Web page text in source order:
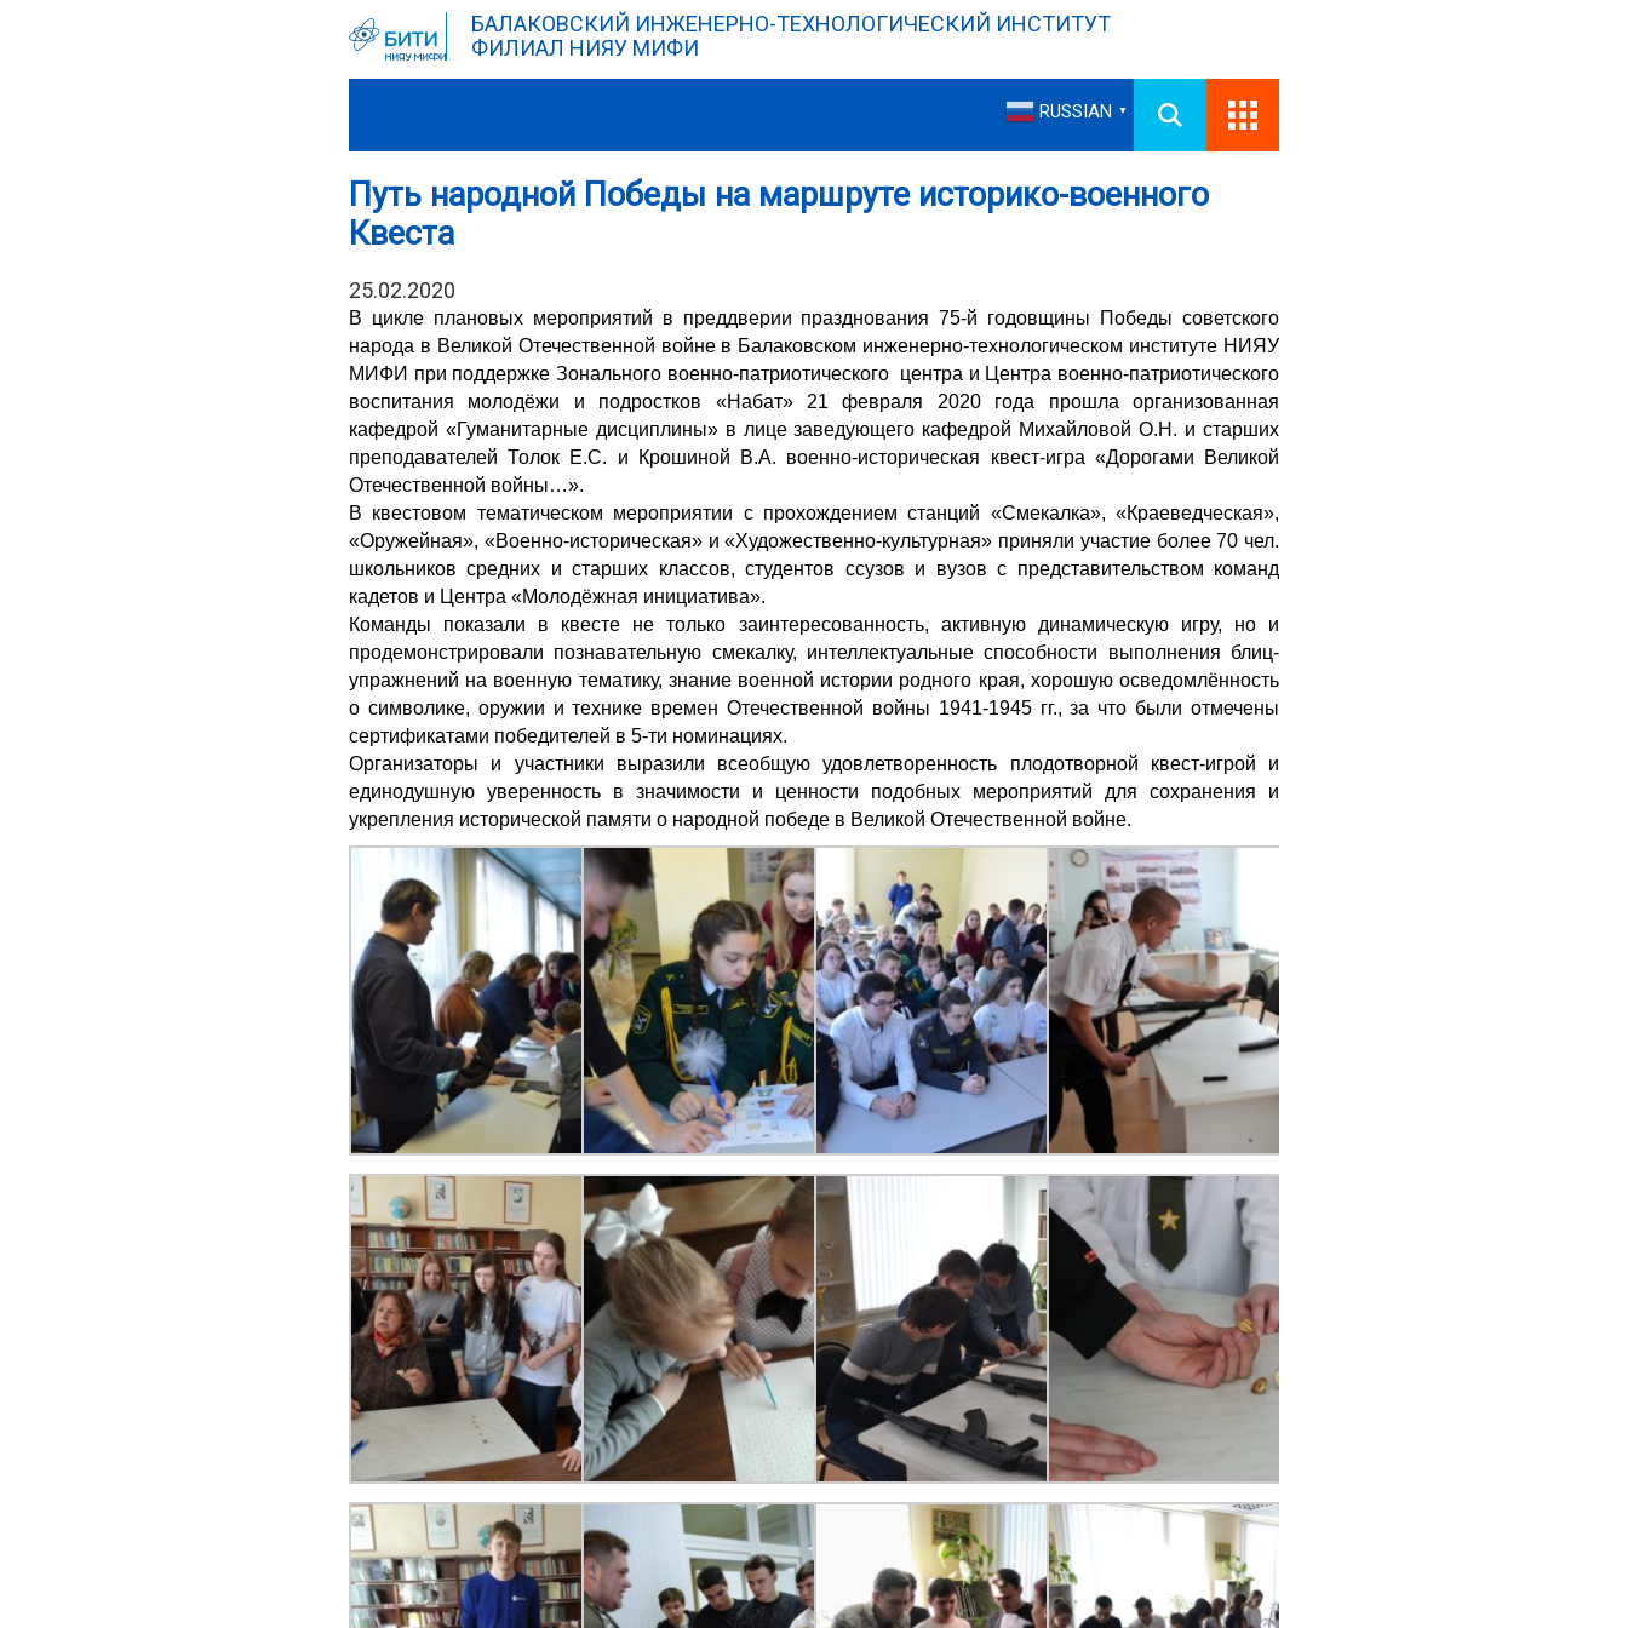
БАЛАКОВСКИЙ ИНЖЕНЕРНО-ТЕХНОЛОГИЧЕСКИЙ ИНСТИТУТ
ФИЛИАЛ НИЯУ МИФИ
RUSSIAN ▼
Путь народной Победы на маршруте историко-военного
Квеста
25.02.2020
В цикле плановых мероприятий в преддверии празднования 75-й годовщины Победы советского
народа в Великой Отечественной войне в Балаковском инженерно-технологическом институте НИЯУ
МИФИ при поддержке Зонального военно-патриотического центра и Центра военно-патриотического
воспитания молодёжи и подростков «Набат» 21 февраля 2020 года прошла организованная
кафедрой «Гуманитарные дисциплины» в лице заведующего кафедрой Михайловой О.Н. и старших
преподавателей Толок Е.С. и Крошиной В.А. военно-историческая квест-игра «Дорогами Великой
Отечественной войны…».
В квестовом тематическом мероприятии с прохождением станций «Смекалка», «Краеведческая»,
«Оружейная», «Военно-историческая» и «Художественно-культурная» приняли участие более 70 чел.
школьников средних и старших классов, студентов ссузов и вузов с представительством команд
кадетов и Центра «Молодёжная инициатива».
Команды показали в квесте не только заинтересованность, активную динамическую игру, но и
продемонстрировали познавательную смекалку, интеллектуальные способности выполнения блиц-
упражнений на военную тематику, знание военной истории родного края, хорошую осведомлённость
о символике, оружии и технике времен Отечественной войны 1941-1945 гг., за что были отмечены
сертификатами победителей в 5-ти номинациях.
Организаторы и участники выразили всеобщую удовлетворенность плодотворной квест-игрой и
единодушную уверенность в значимости и ценности подобных мероприятий для сохранения и
укрепления исторической памяти о народной победе в Великой Отечественной войне.